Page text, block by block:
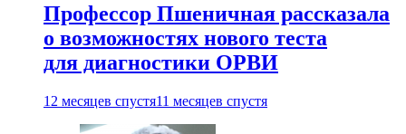
Профессор Пшеничная рассказала
о возможностях нового теста
для диагностики ОРВИ
12 месяцев спустя11 месяцев спустя